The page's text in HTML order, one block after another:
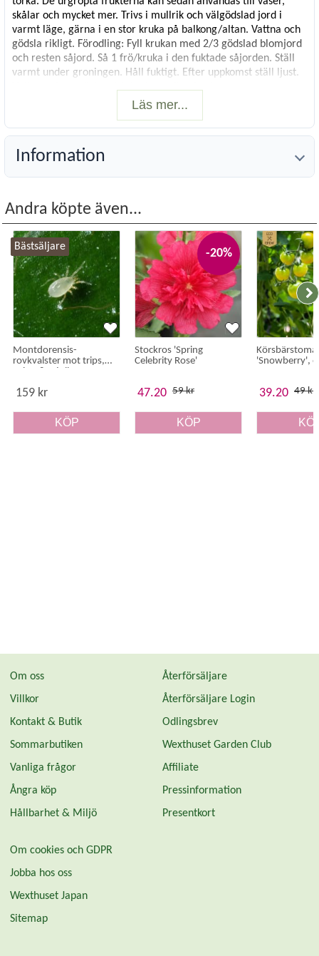
skålar och mycket mer. Trivs i mullrik och välgödslad jord i
varmt läge, gärna i en stor kruka på balkong/altan. Vattna och
gödsla rikligt. Förodling: Fyll krukan med 2/3 gödslad blomjord
och resten såjord. Så 1 frö/kruka i den fuktade såjorden. Ställ
varmt under groningen. Håll fuktigt. Efter uppkomst ställ ljust.
Vattna och ge näring. Utplantera efter frost.
Förodlas:Apr-juni
Blomning/skörd:Aug-okt
Höjd:
250 cm
Livslängd:1-årig
Läge:Sol
Antal frö:16
Räcker till:5-8 plantor
Läs mer...
Information
Andra köpte även...
Bästsäljare
Montdorensis-
rovkvalster mot trips,
159 kr
KÖP
-20%
Stockros 'Spring
Celebrity Rose'
47.20 59 kr
KÖP
'Snowberry',
39.20 49 kr
Om oss
Villkor
Kontakt & Butik
Sommarbutiken
Vanliga frågor
Ångra köp
Hållbarhet & Miljö
Återförsäljare
Återförsäljare Login
Odlingsbrev
Wexthuset Garden Club
Affiliate
Pressinformation
Presentkort
Om cookies och GDPR
Jobba hos oss
Wexthuset Japan
Sitemap